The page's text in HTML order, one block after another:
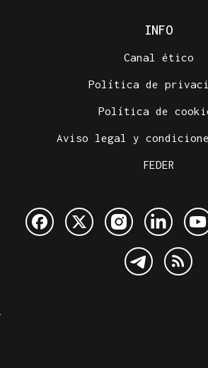
INFO
Canal ético
Política de
Política de
Aviso legal y
FEDER